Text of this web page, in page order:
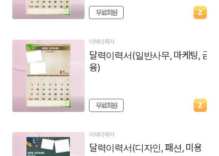
무료회원
이색이력서
달력이력서(일반사무, 마케팅, 금
융)
무료회원
이색이력서
달력이력서(디자인, 패션, 미용)